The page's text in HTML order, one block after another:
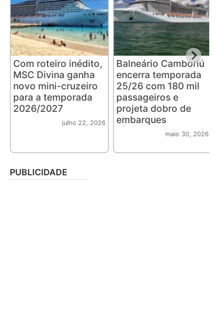
Com roteiro inédito,
MSC Divina ganha
novo mini-cruzeiro
para a temporada
2026/2027
julho 22, 2026
Balneário Camboriú
encerra temporada
25/26 com 180 mil
passageiros e
projeta dobro de
embarques
maio 30, 2026
PUBLICIDADE